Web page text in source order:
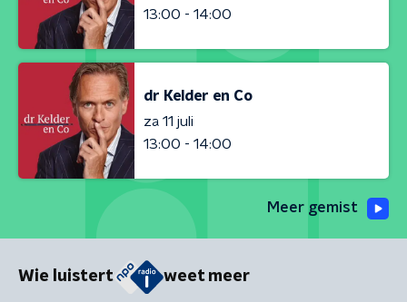
13:00 - 14:00
dr Kelder en Co
za 11 juli
13:00 - 14:00
Meer gemist
Wie luistert weet meer